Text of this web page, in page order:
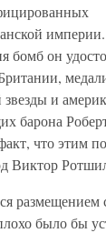
бомб он
и
барона
что этим
Виктор
размещением
было бы